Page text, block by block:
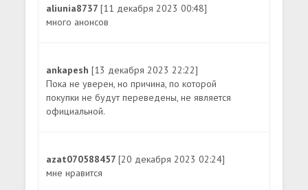
aliunia8737[11 декабря 2023 00:48]
много анонсов
ankapesh[13 декабря 2023 22:22]
Пока не уверен, но причина, по которой
покупки не будут переведены, не является
официальной.
azat070588457[20 декабря 2023 02:24]
мне нравится